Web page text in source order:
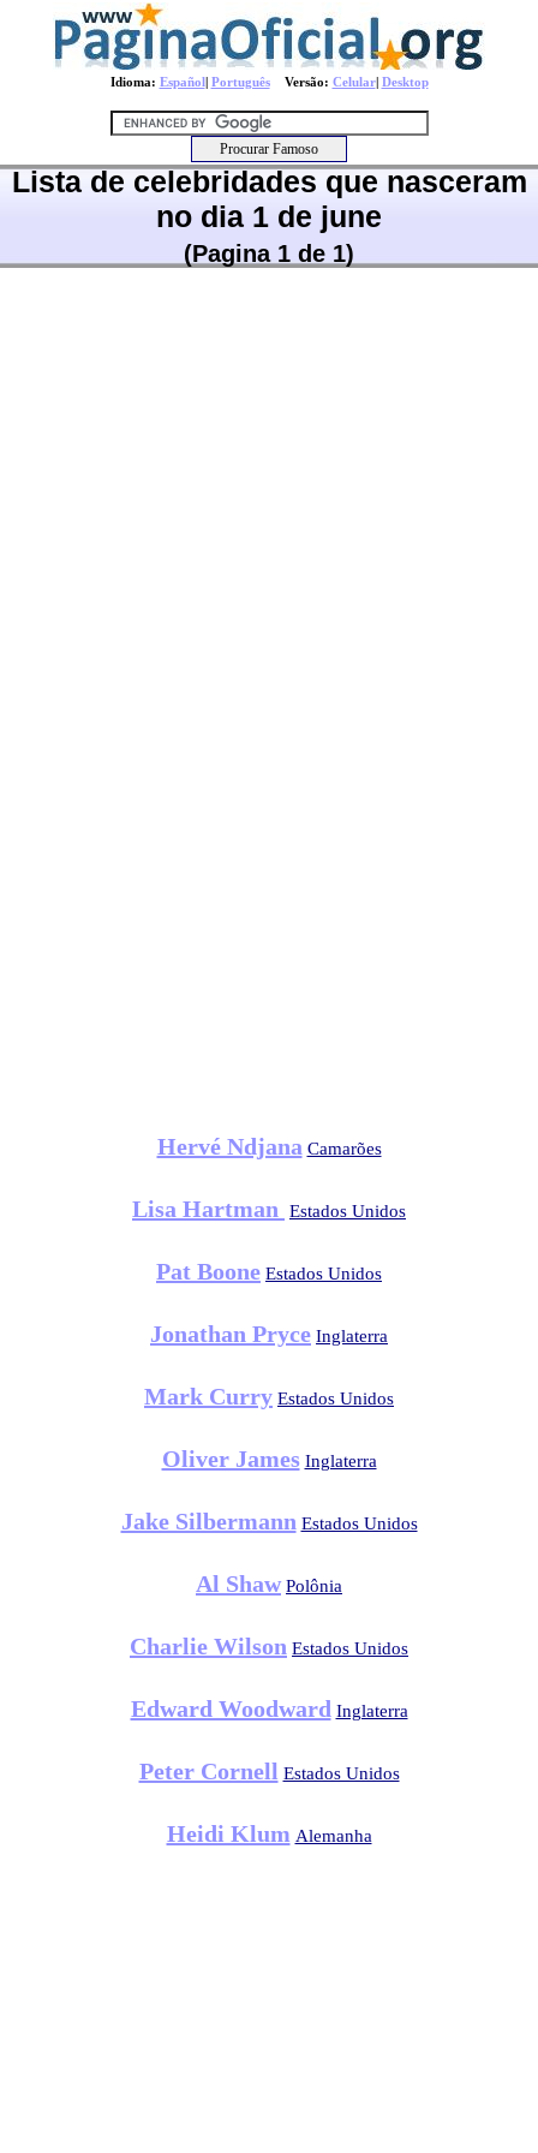
Idioma: Español| PortuguêsVersão: Celular| Desktop
Lista de celebridades que nasceram
no dia 1 de june
(Pagina 1 de 1)
Hervé Ndjana Camarões
Lisa Hartman Estados Unidos
Pat Boone Estados Unidos
Jonathan Pryce Inglaterra
Mark Curry Estados Unidos
Oliver James Inglaterra
Jake Silbermann Estados Unidos
Al Shaw Polônia
Charlie Wilson Estados Unidos
Edward Woodward Inglaterra
Peter Cornell Estados Unidos
Heidi Klum Alemanha